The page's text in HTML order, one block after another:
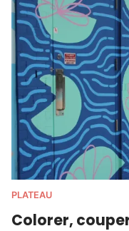
PLATEAU
Colorer,